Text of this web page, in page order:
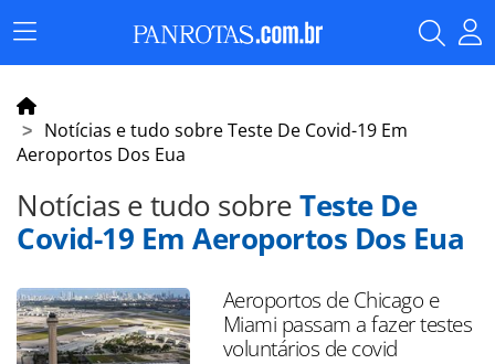
Menu
Principal
Notícias e tudo sobre Teste De Covid-19 Em
Aeroportos Dos Eua
Notícias e tudo sobreTeste De
Covid-19 Em Aeroportos Dos Eua
Aeroportos de Chicago e
Miami passam a fazer testes
voluntários de covid